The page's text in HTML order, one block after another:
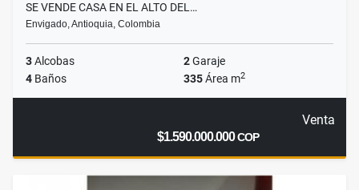
SE VENDE CASA EN EL ALTO DEL…
Envigado, Antioquia, Colombia
3Alcobas 2Garaje
4 Baños 335Área m2
Venta
$1.590.000.000COP